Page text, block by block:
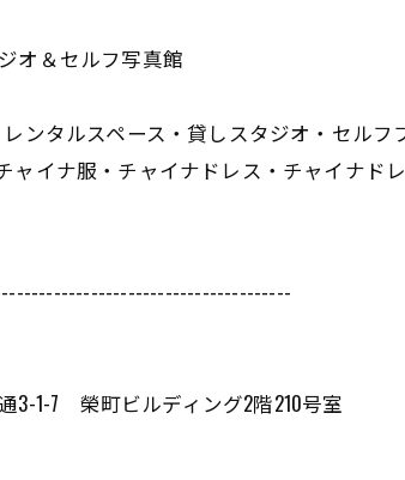
オ＆セルフ写真館
ンタルスペース・貸しスタジオ・セル
ャイナ服・チャイナドレス・チャイナド
3-1-7 榮町ビルディング2階210号室